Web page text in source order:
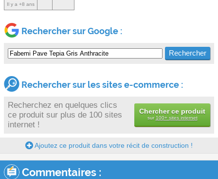
Il y a +8 ans
Rechercher sur Google :
Rechercher sur les sites e-commerce :
Recherchez en quelques clics
ce produit sur plus de 100 sites
internet !
Chercher ce produit
sur 100+ sites internet
Ajoutez ce produit dans votre récit de construction !
Commentaires :